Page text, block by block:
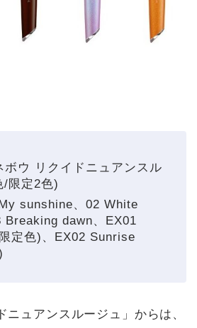
ボウ リクイドニュアンスル
/限定2色)
sunshine、02 White
Breaking dawn、EX01
定色)、EX02 Sunrise
ニュアンスルージュ」からは、